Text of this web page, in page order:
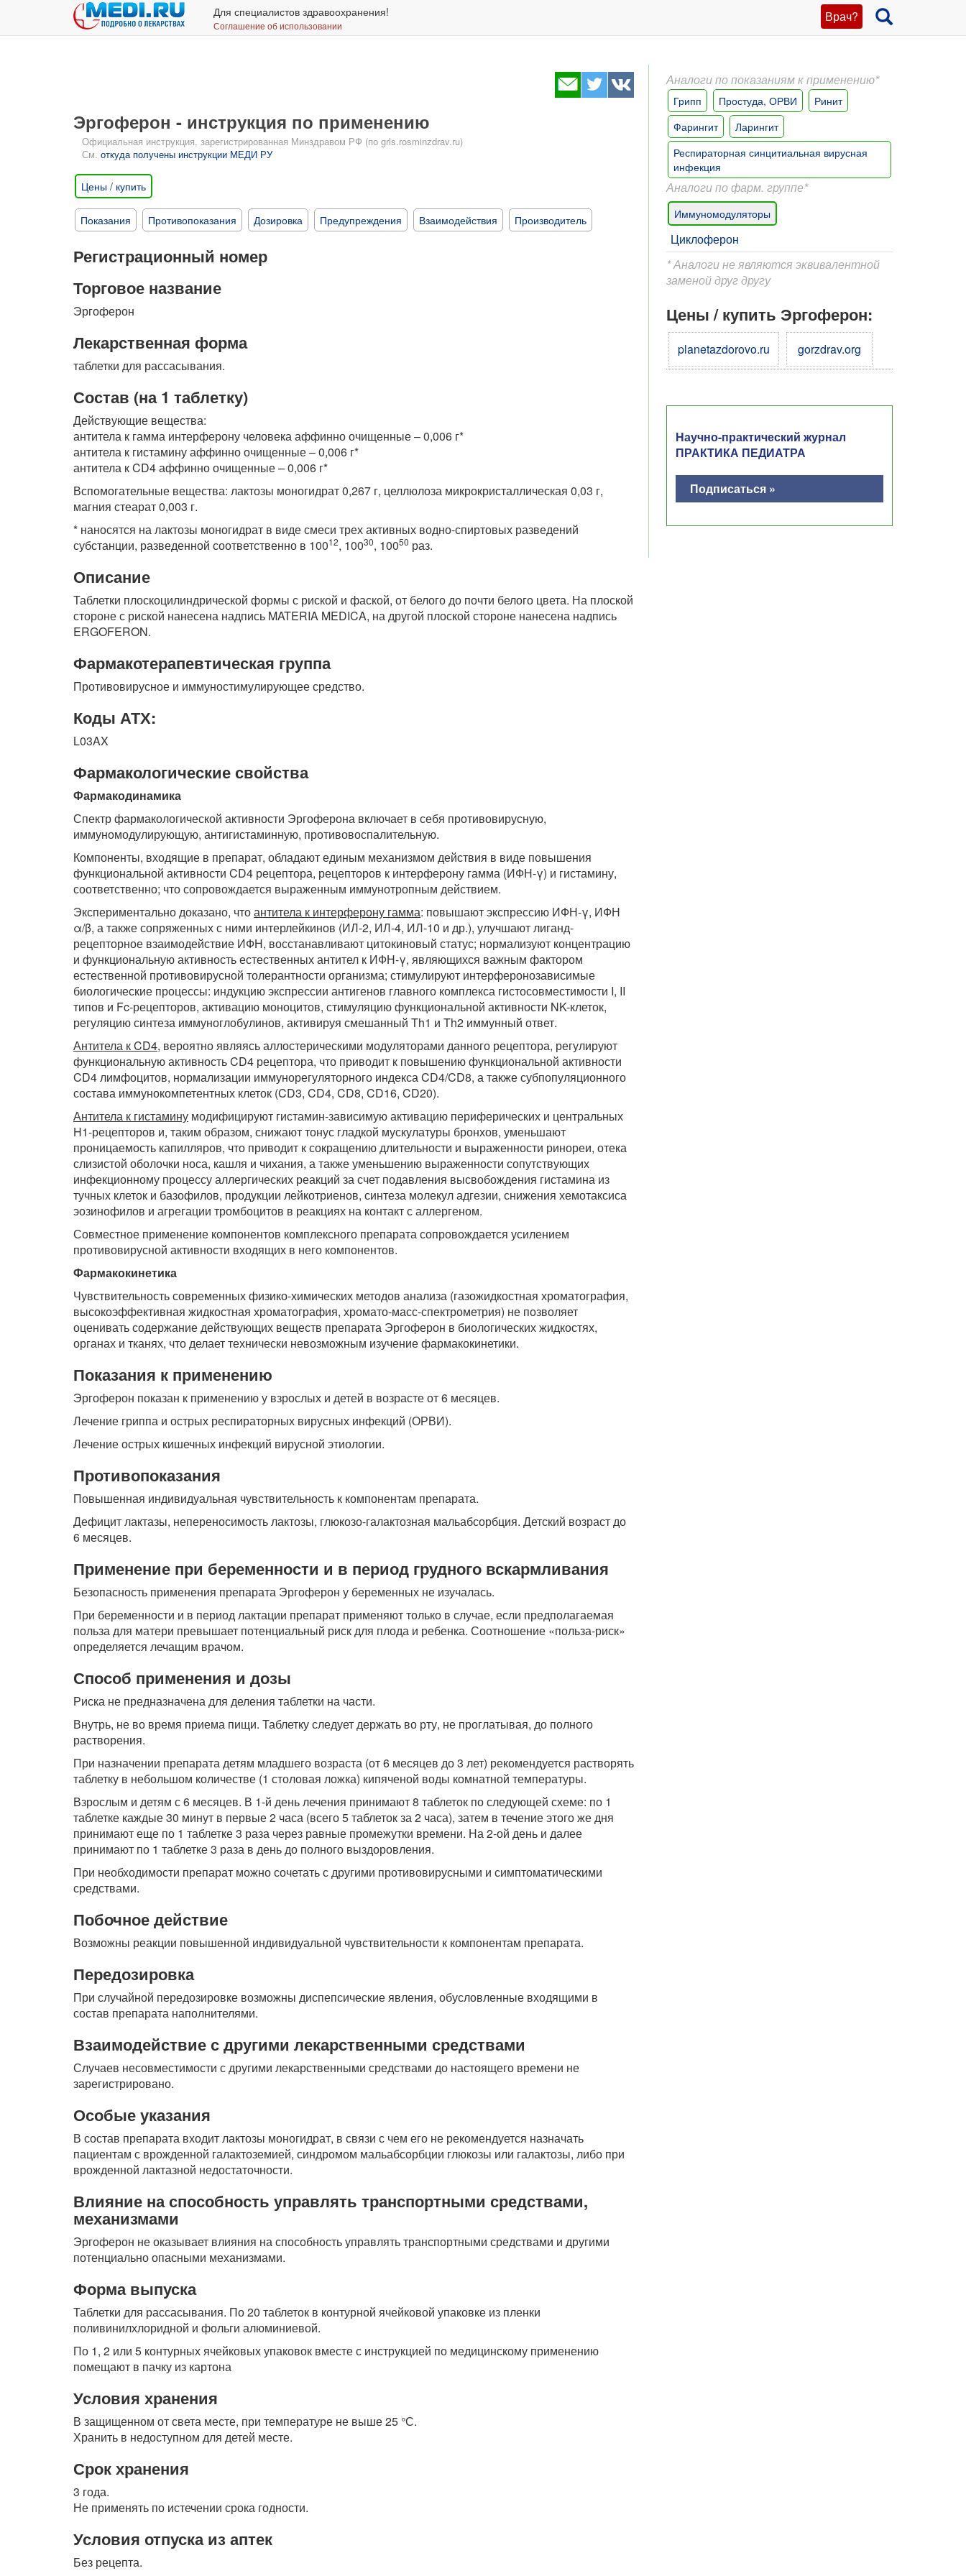
Врач?
Для специалистов здравоохранения!
Соглашение об использовании
Эргоферон - инструкция по применению
Официальная инструкция, зарегистрированная Минздравом РФ (по grls.rosminzdrav.ru)
См. откуда получены инструкции МЕДИ РУ
Цены / купить
Показания Противопоказания Дозировка Предупреждения Взаимодействия Производитель
Регистрационный номер
Торговое название
Эргоферон
Лекарственная форма
таблетки для рассасывания.
Состав (на 1 таблетку)
Действующие вещества:
антитела к гамма интерферону человека аффинно очищенные – 0,006 г*
антитела к гистамину аффинно очищенные – 0,006 г*
антитела к CD4 аффинно очищенные – 0,006 г*
Вспомогательные вещества: лактозы моногидрат 0,267 г, целлюлоза микрокристаллическая 0,03 г,
магния стеарат 0,003 г.
* наносятся на лактозы моногидрат в виде смеси трех активных водно-спиртовых разведений
субстанции, разведенной соответственно в 10012, 10030, 10050 раз.
Описание
Таблетки плоскоцилиндрической формы с риской и фаской, от белого до почти белого цвета. На плоской
стороне с риской нанесена надпись MATERIA MEDICA, на другой плоской стороне нанесена надпись
ERGOFERON.
Фармакотерапевтическая группа
Противовирусное и иммуностимулирующее средство.
Коды АТХ:
L03AX
Фармакологические свойства
Фармакодинамика
Спектр фармакологической активности Эргоферона включает в себя противовирусную,
иммуномодулирующую, антигистаминную, противовоспалительную.
Компоненты, входящие в препарат, обладают единым механизмом действия в виде повышения
функциональной активности CD4 рецептора, рецепторов к интерферону гамма (ИФН-γ) и гистамину,
соответственно; что сопровождается выраженным иммунотропным действием.
Экспериментально доказано, чтоантитела к интерферону гамма: повышают экспрессию ИФН-γ, ИФН
α/β, а также сопряженных с ними интерлейкинов (ИЛ-2, ИЛ-4, ИЛ-10 и др.), улучшают лиганд-
рецепторное взаимодействие ИФН, восстанавливают цитокиновый статус; нормализуют концентрацию
и функциональную активность естественных антител к ИФН-γ, являющихся важным фактором
естественной противовирусной толерантности организма; стимулируют интерферонозависимые
биологические процессы: индукцию экспрессии антигенов главного комплекса гистосовместимости I, II
типов и Fc-рецепторов, активацию моноцитов, стимуляцию функциональной активности NK-клеток,
регуляцию синтеза иммуноглобулинов, активируя смешанный Th1 и Th2 иммунный ответ.
Антитела к CD4, вероятно являясь аллостерическими модуляторами данного рецептора, регулируют
функциональную активность CD4 рецептора, что приводит к повышению функциональной активности
CD4 лимфоцитов, нормализации иммунорегуляторного индекса CD4/CD8, а также субпопуляционного
состава иммунокомпетентных клеток (CD3, CD4, CD8, CD16, CD20).
Антитела к гистамину модифицируют гистамин-зависимую активацию периферических и центральных
H1-рецепторов и, таким образом, снижают тонус гладкой мускулатуры бронхов, уменьшают
проницаемость капилляров, что приводит к сокращению длительности и выраженности ринореи, отека
слизистой оболочки носа, кашля и чихания, а также уменьшению выраженности сопутствующих
инфекционному процессу аллергических реакций за счет подавления высвобождения гистамина из
тучных клеток и базофилов, продукции лейкотриенов, синтеза молекул адгезии, снижения хемотаксиса
эозинофилов и агрегации тромбоцитов в реакциях на контакт с аллергеном.
Совместное применение компонентов комплексного препарата сопровождается усилением
противовирусной активности входящих в него компонентов.
Фармакокинетика
Чувствительность современных физико-химических методов анализа (газожидкостная хроматография,
высокоэффективная жидкостная хроматография, хромато-масс-спектрометрия) не позволяет
оценивать содержание действующих веществ препарата Эргоферон в биологических жидкостях,
органах и тканях, что делает технически невозможным изучение фармакокинетики.
Показания к применению
Эргоферон показан к применению у взрослых и детей в возрасте от 6 месяцев.
Лечение гриппа и острых респираторных вирусных инфекций (ОРВИ).
Лечение острых кишечных инфекций вирусной этиологии.
Противопоказания
Повышенная индивидуальная чувствительность к компонентам препарата.
Дефицит лактазы, непереносимость лактозы, глюкозо-галактозная мальабсорбция. Детский возраст до
6 месяцев.
Применение при беременности и в период грудного вскармливания
Безопасность применения препарата Эргоферон у беременных не изучалась.
При беременности и в период лактации препарат применяют только в случае, если предполагаемая
польза для матери превышает потенциальный риск для плода и ребенка. Соотношение «польза-риск»
определяется лечащим врачом.
Способ применения и дозы
Риска не предназначена для деления таблетки на части.
Внутрь, не во время приема пищи. Таблетку следует держать во рту, не проглатывая, до полного
растворения.
При назначении препарата детям младшего возраста (от 6 месяцев до 3 лет) рекомендуется растворять
таблетку в небольшом количестве (1 столовая ложка) кипяченой воды комнатной температуры.
Взрослым и детям с 6 месяцев. В 1-й день лечения принимают 8 таблеток по следующей схеме: по 1
таблетке каждые 30 минут в первые 2 часа (всего 5 таблеток за 2 часа), затем в течение этого же дня
принимают еще по 1 таблетке 3 раза через равные промежутки времени. На 2-ой день и далее
принимают по 1 таблетке 3 раза в день до полного выздоровления.
При необходимости препарат можно сочетать с другими противовирусными и симптоматическими
средствами.
Побочное действие
Возможны реакции повышенной индивидуальной чувствительности к компонентам препарата.
Передозировка
При случайной передозировке возможны диспепсические явления, обусловленные входящими в
состав препарата наполнителями.
Взаимодействие с другими лекарственными средствами
Случаев несовместимости с другими лекарственными средствами до настоящего времени не
зарегистрировано.
Особые указания
В состав препарата входит лактозы моногидрат, в связи с чем его не рекомендуется назначать
пациентам с врожденной галактоземией, синдромом мальабсорбции глюкозы или галактозы, либо при
врожденной лактазной недостаточности.
Влияние на способность управлять транспортными средствами,
механизмами
Эргоферон не оказывает влияния на способность управлять транспортными средствами и другими
потенциально опасными механизмами.
Форма выпуска
Таблетки для рассасывания. По 20 таблеток в контурной ячейковой упаковке из пленки
поливинилхлоридной и фольги алюминиевой.
По 1, 2 или 5 контурных ячейковых упаковок вместе с инструкцией по медицинскому применению
помещают в пачку из картона
Условия хранения
В защищенном от света месте, при температуре не выше 25 °С.
Хранить в недоступном для детей месте.
Срок хранения
3 года.
Не применять по истечении срока годности.
Условия отпуска из аптек
Без рецепта.
Аналоги по показаниям к применению*
Грипп Простуда, ОРВИ
Ринит
Фарингит
Ларингит
Респираторная синцитиальная вирусная
инфекция
Аналоги по фарм. группе*
Иммуномодуляторы
Циклоферон
* Аналоги не являются эквивалентной
заменой друг другу
Цены / купить Эргоферон:
planetazdorovo.ru gorzdrav.org
Научно-практический журнал
ПРАКТИКА ПЕДИАТРА
Подписаться »